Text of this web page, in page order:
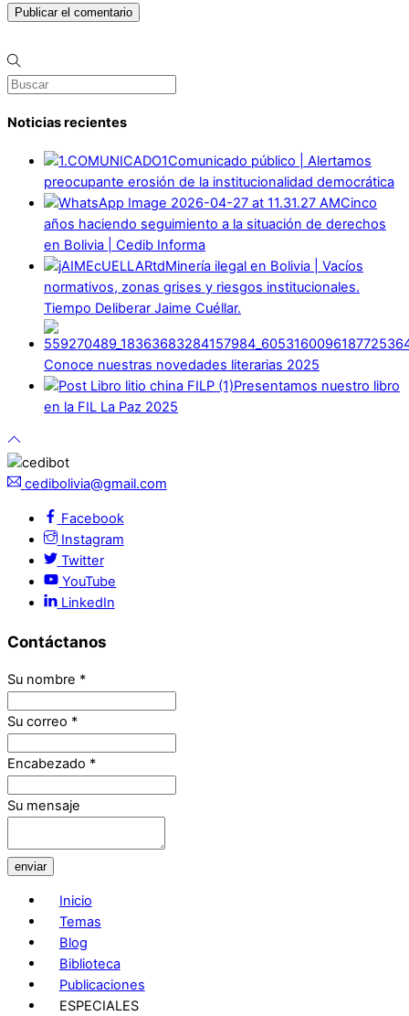
Noticias recientes
Comunicado público | Alertamos
preocupante erosión de la institucionalidad democrática
Cinco
años haciendo seguimiento a la situación de derechos
en Bolivia | Cedib Informa
Minería ilegal en Bolivia | Vacíos
normativos, zonas grises y riesgos institucionales.
Tiempo Deliberar Jaime Cuéllar.
Conoce nuestras novedades literarias 2025
Presentamos nuestro libro
en la FIL La Paz 2025
cedibolivia@gmail.com
Facebook
Instagram
Twitter
YouTube
LinkedIn
Contáctanos
Su nombre *
Su correo *
Encabezado *
Su mensaje
enviar
Inicio
Temas
Blog
Biblioteca
Publicaciones
ESPECIALES